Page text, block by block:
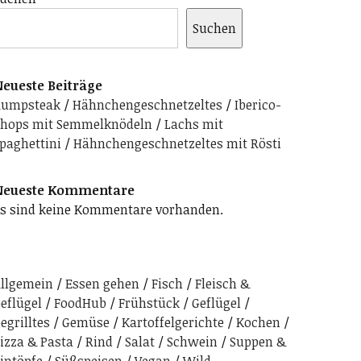
Suchen
Beiträge
Hähnchengeschnetzeltes
Iberico-
mit Semmelknödeln
Lachs mit
Hähnchengeschnetzeltes mit Rösti
Kommentare
sind keine Kommentare vorhanden.
Essen gehen Fisch
Fleisch &
FoodHub Frühstück
Geflügel
Gemüse Kartoffelgerichte
Kochen
& Pasta
Rind Salat Schwein
Suppen &